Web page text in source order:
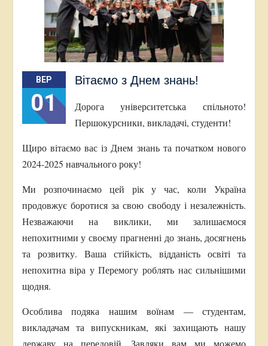
ВЕР
01
Вітаємо з Днем знань!
Дорога університетська спільното!
Першокурсники, викладачі, студенти!
Щиро вітаємо вас із Днем знань та початком нового
2024-2025 навчального року!
Ми розпочинаємо цей рік у час, коли Україна
продовжує боротися за свою свободу і незалежність.
Незважаючи на виклики, ми залишаємося
непохитними у своєму прагненні до знань, досягнень
та розвитку. Ваша стійкість, відданість освіті та
непохитна віра у Перемогу роблять нас сильнішими
щодня.
Особлива подяка нашим воїнам — студентам,
викладачам та випускникам, які захищають нашу
державу на передовій. Завдяки вам ми можемо